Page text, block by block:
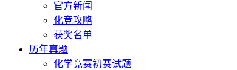
官方新闻
化竞攻略
获奖名单
历年真题
化学竞赛初赛试题